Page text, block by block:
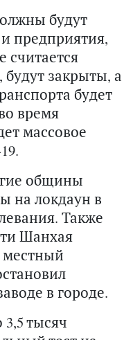
будут
предприятия,
считается
закрыты, а
будет
время
массовое
общины
на локдаун в
Также
Шанхая
местный
в городе.
тысяч